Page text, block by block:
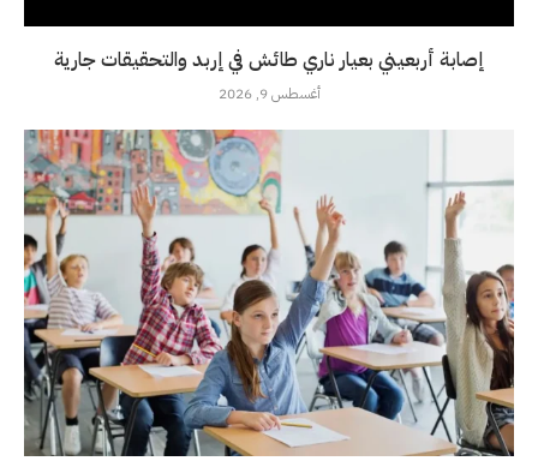
إصابة أربعيني بعيار ناري طائش في إربد والتحقيقات جارية
أغسطس 9, 2026